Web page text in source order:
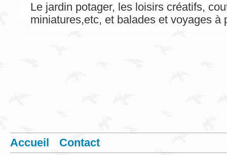
Le jardin potager, les loisirs créatifs,
miniatures,etc, et balades et voyages
Accueil Contact